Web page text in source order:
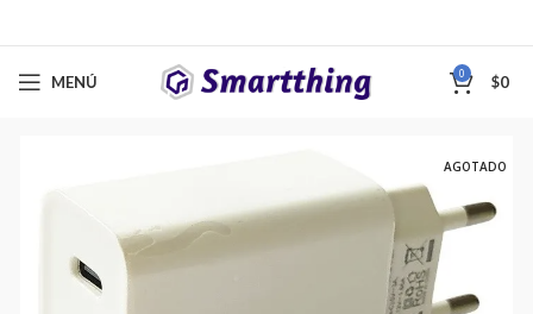
MENÚ 0 $0
AGOTADO